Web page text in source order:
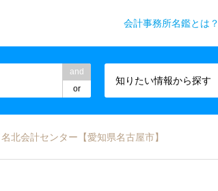
会計事務所名鑑とは？
and
or
知りたい情報から探す
北会計センター【愛知県名古屋市】